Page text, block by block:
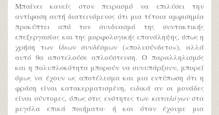
Μπαίνει κανείς στον πειρασμό να επιλύσει την
αντίφαση αυτή διατεινόμενος ότι μια τέτοια αμφισημία
προκύπτει από τον συνδυασμό της συντακτικής
επεξεργασίας και της μορφολογικής επανάληψης, όπως η
χρήση των ίδιων συνδέσμων («πολυσύνδετο»), αλλά
αυτό θα αποτελούσε απλούστευση. Ο παραλληλισμός
και η πολυπλοκότητα μπορούν να συνυπάρξουν, μπορεί
όμως να έχουν ως αποτέλεσμα και μια εντύπωση ότι η
φράση είναι κατακερματισμένη, ειδικά αν οι μονάδες
είναι σύντομες, όπως στις ενότητες των καταλόγωνστα
μεγάλα επικά ποιήματα· ή και όταν έχουμε μια